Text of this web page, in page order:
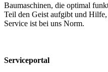
Baumaschinen, die optimal
Teil den Geist aufgibt und
Service ist bei uns Norm.
Serviceportal